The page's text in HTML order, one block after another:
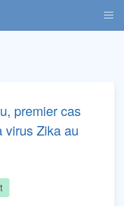
premier cas
virus Zika au